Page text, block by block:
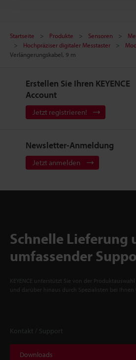
Startseite Produkte Sensoren
Hochpräziser digitaler Messtaster
Verlängerungskabel, 9 m
Erstellen Sie Ihren KEYENCE
Account
Jetzt registrieren!
Newsletter-Anmeldung
Jetzt anmelden
Schnelle Lieferung
umfassender
KEYENCE unterstützt Sie von der
und darüber hinaus durch Spezialisten bei Ihnen
Kontakt / Support
Downloads